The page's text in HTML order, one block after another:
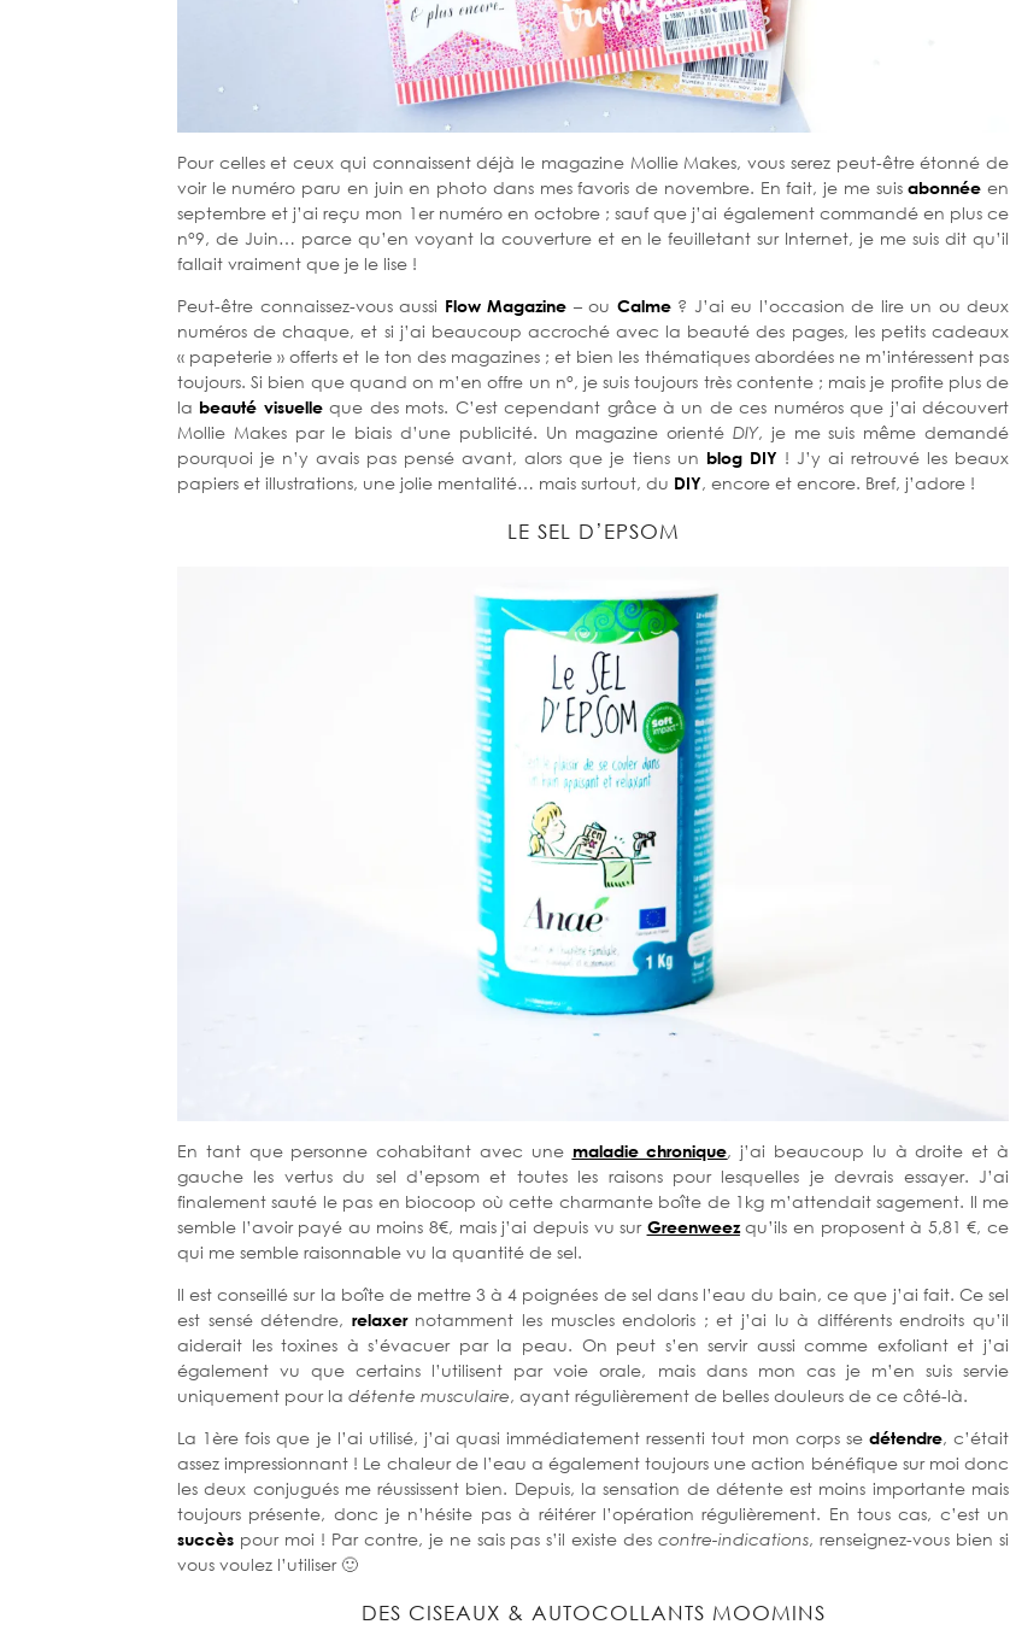
Pour celles et ceux qui connaissent déjà le magazine Mollie Makes, vous serez peut-être étonné de
voir le numéro paru en juin en photo dans mes favoris de novembre. En fait, je me suisabonnée en
septembre et j’ai reçu mon 1er numéro en octobre ; sauf que j’ai également commandé en plus ce
n°9, de Juin… parce qu’en voyant la couverture et en le feuilletant sur Internet, je me suis dit qu’il
fallait vraiment que je le lise !
Peut-être connaissez-vous aussi Flow Magazine – ou Calme? J’ai eu l’occasion de lire un ou deux
numéros de chaque, et si j’ai beaucoup accroché avec la beauté des pages, les petits cadeaux
« papeterie » offerts et le ton des magazines ; et bien les thématiques abordées ne m’intéressent pas
toujours. Si bien que quand on m’en offre un n°, je suis toujours très contente ; mais je profite plus de
la beauté visuelle que des mots. C’est cependant grâce à un de ces numéros que j’ai découvert
Mollie Makes par le biais d’une publicité. Un magazine orienté DIY, je me suis même demandé
pourquoi je n’y avais pas pensé avant, alors que je tiens un blog DIY ! J’y ai retrouvé les beaux
papiers et illustrations, une jolie mentalité… mais surtout, du DIY, encore et encore. Bref, j’adore !
LE SEL D’EPSOM
En tant que personne cohabitant avec une maladie chronique, j’ai beaucoup lu à droite et à
gauche les vertus du sel d’epsom et toutes les raisons pour lesquelles je devrais essayer. J’ai
finalement sauté le pas en biocoop où cette charmante boîte de 1kg m’attendait sagement. Il me
semble l’avoir payé au moins 8€, mais j’ai depuis vu sur Greenweezqu’ils en proposent à 5,81 €, ce
qui me semble raisonnable vu la quantité de sel.
Il est conseillé sur la boîte de mettre 3 à 4 poignées de sel dans l’eau du bain, ce que j’ai fait. Ce sel
est sensé détendre, relaxernotamment les muscles endoloris ; et j’ai lu à différents endroits qu’il
aiderait les toxines à s’évacuer par la peau. On peut s’en servir aussi comme exfoliant et j’ai
également vu que certains l’utilisent par voie orale, mais dans mon cas je m’en suis servie
uniquement pour la détente musculaire, ayant régulièrement de belles douleurs de ce côté-là.
La 1ère fois que je l’ai utilisé, j’ai quasi immédiatement ressenti tout mon corps se détendre, c’était
assez impressionnant ! Le chaleur de l’eau a également toujours une action bénéfique sur moi donc
les deux conjugués me réussissent bien. Depuis, la sensation de détente est moins importante mais
toujours présente, donc je n’hésite pas à réitérer l’opération régulièrement. En tous cas, c’est un
succès pour moi ! Par contre, je ne sais pas s’il existe descontre-indications, renseignez-vous bien si
vous voulez l’utiliser 🙂
DES CISEAUX & AUTOCOLLANTS MOOMINS